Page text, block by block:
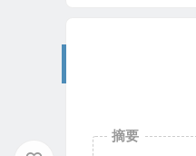
摘要